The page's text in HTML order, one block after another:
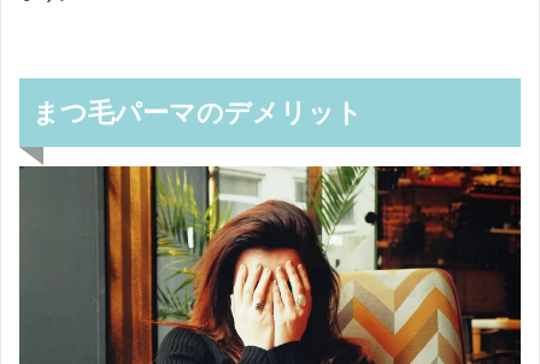
まつ毛パーマのデメリット